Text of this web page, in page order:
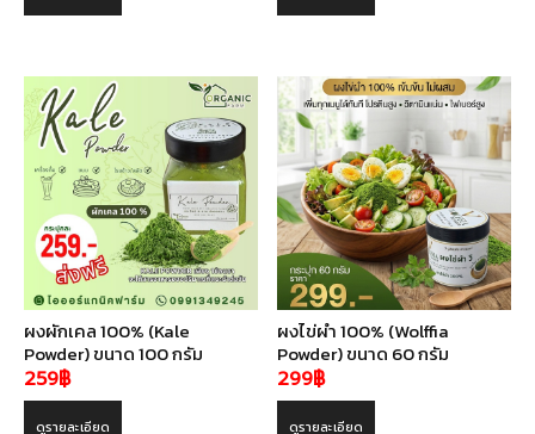
ผงผักเคล 100% (Kale
Powder) ขนาด 100 กรัม
259฿
ดูรายละเอียด
ผงไข่ผำ 100% (Wolffia
Powder) ขนาด 60 กรัม
299฿
ดูรายละเอียด